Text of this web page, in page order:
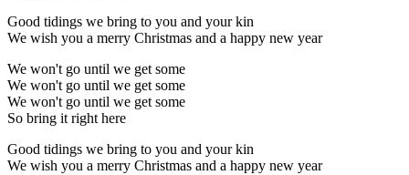
Good tidings we bring to you and your kin
We wish you a merry Christmas and a happy new year
We won't go until we get some
We won't go until we get some
We won't go until we get some
So bring it right here
Good tidings we bring to you and your kin
We wish you a merry Christmas and a happy new year